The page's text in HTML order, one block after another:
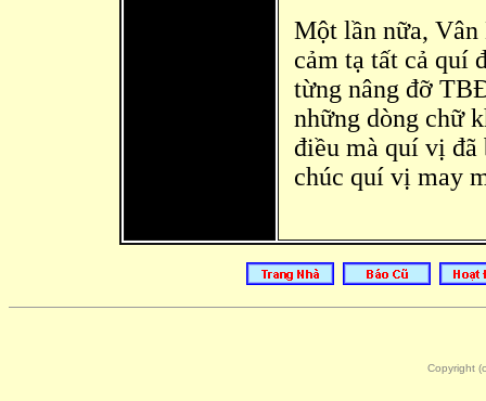
Một lần nữa, Vân
cảm tạ tất cả quí
từng nâng đỡ
những dòng chữ
điều mà quí vị đã
chúc quí vị may
Copyright